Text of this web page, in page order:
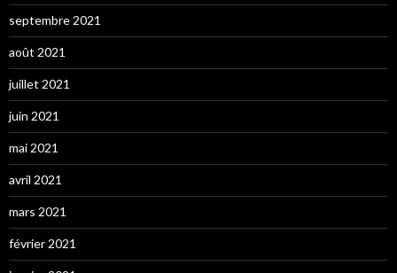
septembre 2021
août 2021
juillet 2021
juin 2021
mai 2021
avril 2021
mars 2021
février 2021